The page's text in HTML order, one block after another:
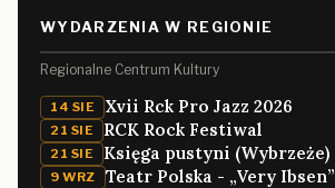
WYDARZENIA W REGIONIE
Regionalne Centrum Kultury
14 SIE Xvii Rck Pro Jazz 2026
21 SIE RCK Rock Festiwal
21 SIE Księga pustyni (Wybrzeże)
9 WRZ Teatr Polska - „Very Ibsen”